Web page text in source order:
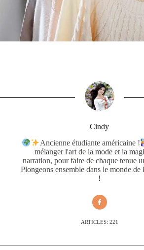
Cindy
Ancienne étudiante américaine !
mélanger l'art de la mode et la
narration, pour faire de chaque tenue
Plongeons ensemble dans le monde de
!
ARTICLES: 221